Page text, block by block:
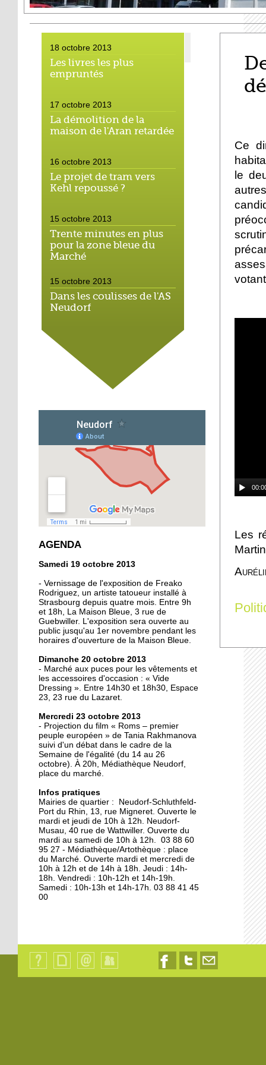
18 octobre 2013
Les livres les plus
empruntés
17 octobre 2013
La démolition de la
maison de l'Aran retardée
16 octobre 2013
Le projet de tram vers
Kehl repoussé ?
15 octobre 2013
Trente minutes en plus
pour la zone bleue du
Marché
15 octobre 2013
Dans les coulisses de l'AS
Neudorf
15 octobre 2013
Place du marché : les
vieux vélos roulent
clichés
14 octobre 2013
Tapis rouge sous ciel gris
14 octobre 2013
Football : l'AS Neudorf
crée la surprise en Coupe
Christian Wahl obtient la
baguette d'or 2013
11 octobre 2013
la tête de la grande
mosquée
11 octobre 2013
500 roses offertes aux
Neudorfois
11 octobre 2013
Les cycles éphémères
d'un brasseur
authentique
11 octobre 2013
S'éclairer pour l'hiver à
Vélostation
10 octobre 2013
Les étudiants en
Les à-côtés de la plaque
AGENDA
Samedi 19 octobre 2013
- Vernissage de l'exposition de Freako
Rodriguez, un artiste tatoueur installé à
Strasbourg depuis quatre mois. Entre 9h
et 18h, La Maison Bleue, 3 rue de
Guebwiller. L'exposition sera ouverte au
public jusqu'au 1er novembre pendant les
horaires d'ouverture de la Maison Bleue.
Dimanche 20 octobre 2013
- Marché aux puces pour les vêtements et
les accessoires d'occasion : « Vide
Dressing ». Entre 14h30 et 18h30, Espace
23, 23 rue du Lazaret.
Mercredi 23 octobre 2013
- Projection du film « Roms – premier
peuple européen » de Tania Rakhmanova
suivi d'un débat dans le cadre de la
Semaine de l'égalité (du 14 au 26
octobre). À 20h, Médiathèque Neudorf,
place du marché.
Infos pratiques
Mairies de quartier : Neudorf-Schluthfeld-
Port du Rhin, 13, rue Migneret. Ouverte le
mardi et jeudi de 10h à 12h. Neudorf-
Musau, 40 rue de Wattwiller. Ouverte du
mardi au samedi de 10h à 12h. 03 88 60
95 27 - Médiathèque/Artothèque : place
du Marché. Ouverte mardi et mercredi de
10h à 12h et de 14h à 18h. Jeudi : 14h-
18h. Vendredi : 10h-12h et 14h-19h.
Samedi : 10h-13h et 14h-17h. 03 88 41 45
00
Ce
le
Les